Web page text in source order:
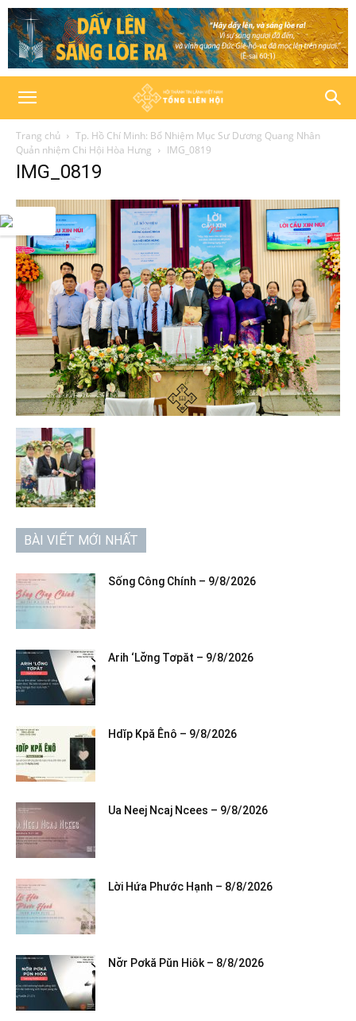
Trang chủ
Tp. Hồ Chí Minh: Bổ Nhiệm Mục Sư Dương Quang Nhân
Quản nhiệm Chi Hội Hòa Hưng
IMG_0819
IMG_0819
BÀI VIẾT MỚI NHẤT
Sống Công Chính – 9/8/2026
Arih ‘Lơ̆ng Tơpăt – 9/8/2026
Hdĭp Kpă Ênô – 9/8/2026
Ua Neej Ncaj Ncees – 9/8/2026
Lời Hứa Phước Hạnh – 8/8/2026
Nơ̆r Pơkă Pŭn Hiôk – 8/8/2026